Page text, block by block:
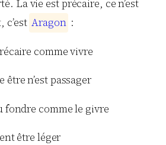
La vie est précaire, ce n’est
c’est Aragon :
comme vivre
être n’est passager
fondre comme le givre
être léger